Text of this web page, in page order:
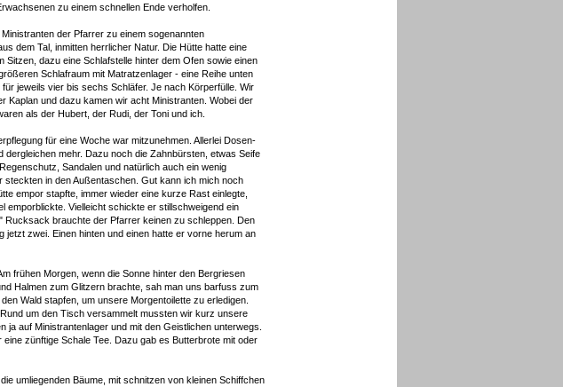
zu einem schnellen Ende verholfen.
der Pfarrer zu einem sogenannten
dem Tal, inmitten herrlicher Natur. Die Hütte hatte eine
dazu eine Schlafstelle hinter dem Ofen sowie einen
Schlafraum mit Matratzenlager - eine Reihe unten
jeweils vier bis sechs Schläfer. Je nach Körperfülle. Wir
Kaplan und dazu kamen wir acht Ministranten. Wobei der
als der Hubert, der Rudi, der Toni und ich.
für eine Woche war mitzunehmen. Allerlei Dosen-
mehr. Dazu noch die Zahnbürsten, etwas Seife
Sandalen und natürlich auch ein wenig
steckten in den Außentaschen. Gut kann ich mich noch
empor stapfte, immer wieder eine kurze Rast einlegte,
Vielleicht schickte er stillschweigend ein
brauchte der Pfarrer keinen zu schleppen. Den
zwei. Einen hinten und einen hatte er vorne herum an
frühen Morgen, wenn die Sonne hinter den Bergriesen
Halmen zum Glitzern brachte, sah man uns barfuss zum
Wald stapfen, um unsere Morgentoilette zu erledigen.
um den Tisch versammelt mussten wir kurz unsere
auf Ministrantenlager und mit den Geistlichen unterwegs.
zünftige Schale Tee. Dazu gab es Butterbrote mit oder
umliegenden Bäume, mit schnitzen von kleinen Schiffchen